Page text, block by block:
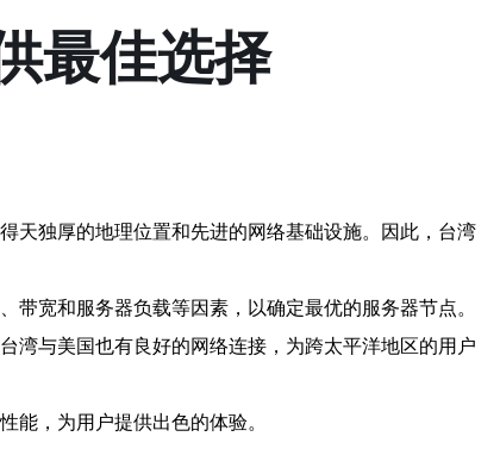
最佳选择
天独厚的地理位置和先进的网络基础设施。因此，台湾
宽和服务器负载等因素，以确定最优的服务器节点。
湾与美国也有良好的网络连接，为跨太平洋地区的用户
能，为用户提供出色的体验。